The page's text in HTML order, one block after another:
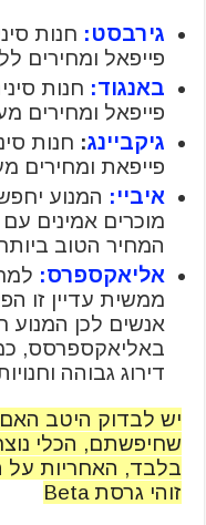
גירבסט: חנות
פייפאל ומחירים
באנגוד: חנות
פייפאל ומחירים
גיקביינג: חנות
פייפאת ומחירים
איביי: המנוע
מוכרים אמינים
המחיר הטוב
אליאקספרס:
ממשית עדיין זו
אנשים לכן המנוע
באליאקספרסס,
דירוג גבוהה
יש לבדוק היטב
שחיפשתם, הכלי
בלבד, האחריות
זוהי גרסת Beta